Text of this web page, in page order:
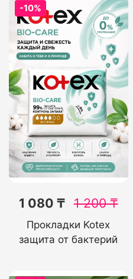
-10%
1 080 ₸ 1 200₸
Прокладки Kotex
защита от бактерий